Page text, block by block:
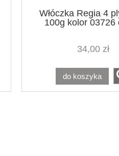
Włóczka Regia 4
100g kolor 03726
34,00 zł
do koszyka